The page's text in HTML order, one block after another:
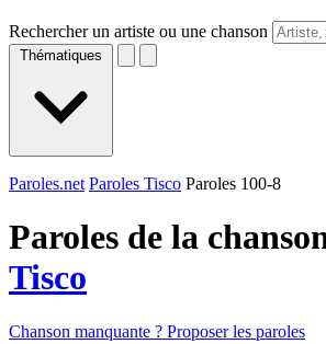
Rechercher un artiste ou une chanson
Thématiques
Paroles.net Paroles Tisco Paroles 100-8
Paroles de la
Tisco
Chanson manquante ? Proposer les paroles